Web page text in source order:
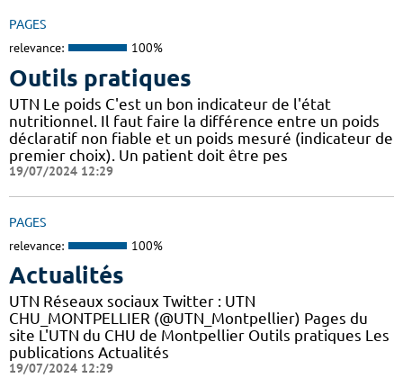
PAGES
relevance: 100%
Outils pratiques
UTN Le poids C'est un bon indicateur de l'état
nutritionnel. Il faut faire la différence entre un poids
déclaratif non fiable et un poids mesuré (indicateur de
premier choix). Un patient doit être pes
19/07/2024 12:29
PAGES
relevance: 100%
Actualités
UTN Réseaux sociaux Twitter : UTN
CHU_MONTPELLIER (@UTN_Montpellier) Pages du
site L'UTN du CHU de Montpellier Outils pratiques Les
publications Actualités
19/07/2024 12:29